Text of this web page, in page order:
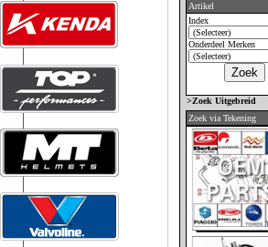
Artikel
Index
Onderdeel Merken
>Zoek Uitgebreid
Zoek via Tekening